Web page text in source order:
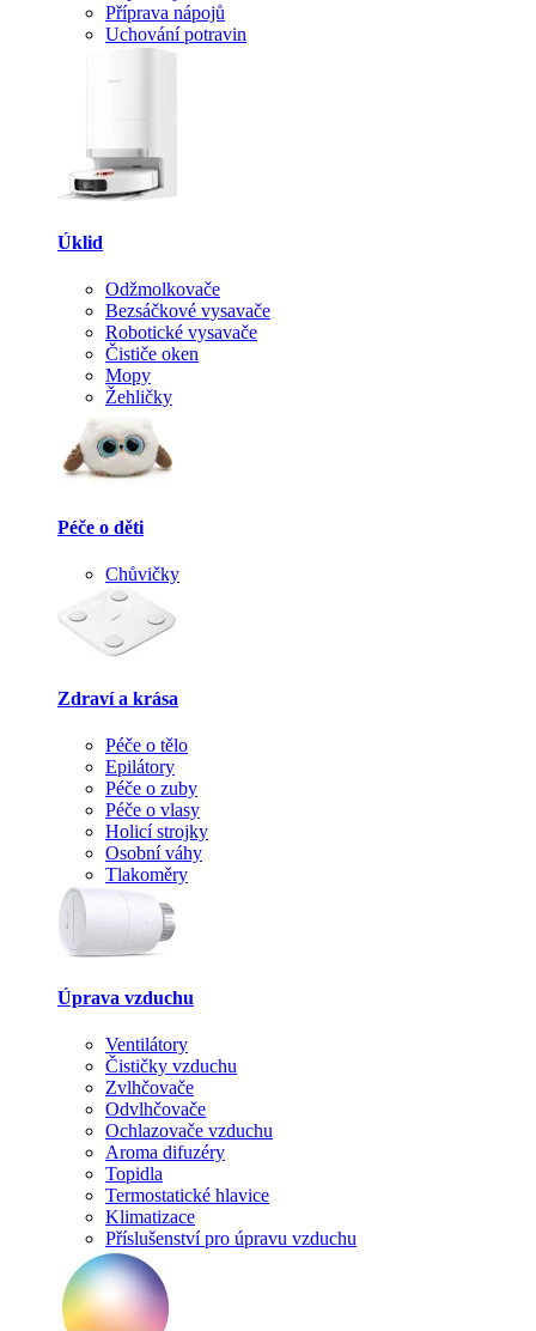
Příprava nápojů
Uchování potravin
Úklid
Odžmolkovače
Bezsáčkové vysavače
Robotické vysavače
Čističe oken
Mopy
Žehličky
Péče o děti
Chůvičky
Zdraví a krása
Péče o tělo
Epilátory
Péče o zuby
Péče o vlasy
Holicí strojky
Osobní váhy
Tlakoměry
Úprava vzduchu
Ventilátory
Čističky vzduchu
Zvlhčovače
Odvlhčovače
Ochlazovače vzduchu
Aroma difuzéry
Topidla
Termostatické hlavice
Klimatizace
Příslušenství pro úpravu vzduchu